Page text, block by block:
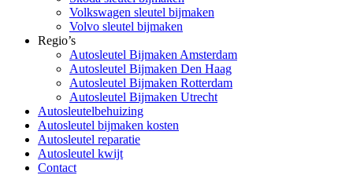
Volkswagen sleutel bijmaken
Volvo sleutel bijmaken
Regio’s
Autosleutel Bijmaken Amsterdam
Autosleutel Bijmaken Den Haag
Autosleutel Bijmaken Rotterdam
Autosleutel Bijmaken Utrecht
Autosleutelbehuizing
Autosleutel bijmaken kosten
Autosleutel reparatie
Autosleutel kwijt
Contact